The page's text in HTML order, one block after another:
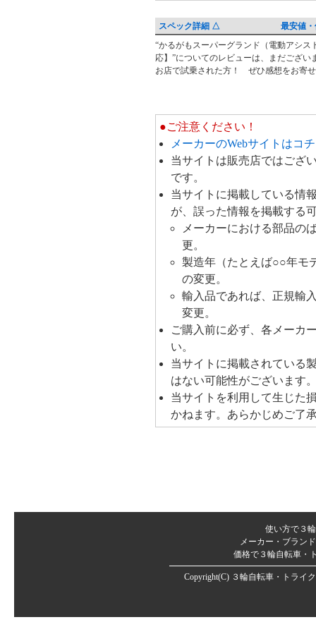
価
格
比
スペック詳細 △ 最安値
レ
ビ
ク
“かるがもスーパーグランド（電動アシス
応】”についてのレビューは、まだござ
お店で試乗された方！ ぜひ感想をお寄
●ご注意ください！
メーカーのWebサイトはコ
当サイトは販売店ではござ
です。
当サイトに掲載している情
が、誤った情報を掲載する
メーカーにおける部品の
更。
製造年（たとえば○○年モ
の変更。
輸入品であれば、正規輸
変更。
ご購入前に必ず、各メーカ
い。
当サイトに掲載されている
はない可能性がございます
当サイトを利用して生じた
かねます。あらかじめご了
使い方で３
メーカー・ブラン
価格で３輪自転車・
Copyright(C) ３輪自転車・トライ